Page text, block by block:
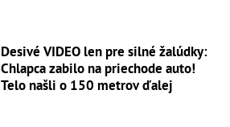
Desivé VIDEO len pre silné žalúdky:
Chlapca zabilo na priechode auto!
Telo našli o 150 metrov ďalej